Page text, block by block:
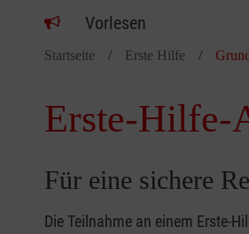
Vorlesen
Startseite Erste Hilfe
Erste-Hilfe-
Für eine sichere
Die Teilnahme an einem Erste-